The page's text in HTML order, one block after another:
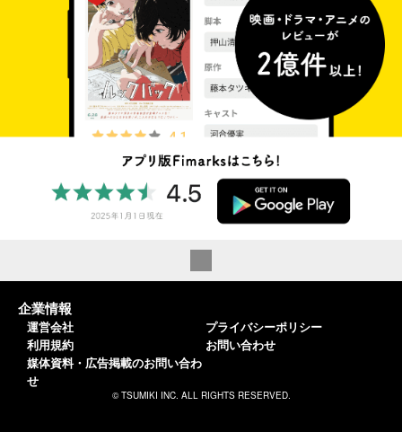
企業情報
運営会社
利用規約
媒体資料・広告掲載のお問い合わ
せ
プライバシーポリシー
お問い合わせ
© TSUMIKI INC. ALL RIGHTS RESERVED.